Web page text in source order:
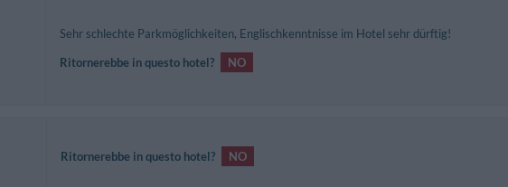
Sehr schlechte Parkmöglichkeiten, Englischkenntnisse im Hotel sehr dürftig!
Ritornerebbe in questo hotel?
NO
Ritornerebbe in questo hotel? NO